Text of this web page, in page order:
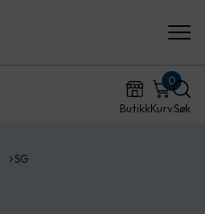
ButikkKurv
0
Søk
SG